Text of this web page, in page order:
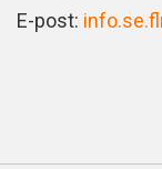
E-post: